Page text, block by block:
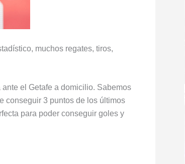
muchos regates, tiros,
el Getafe a domicilio. Sabemos
conseguir 3 puntos de los últimos
para poder conseguir goles y